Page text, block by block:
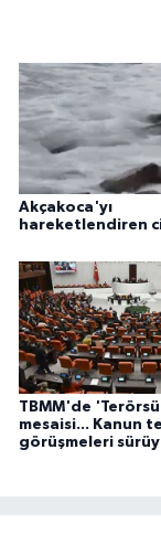
Akçakoca'yı
hareketlendiren
TBMM'de
mesaisi... Kanun
görüşmeleri